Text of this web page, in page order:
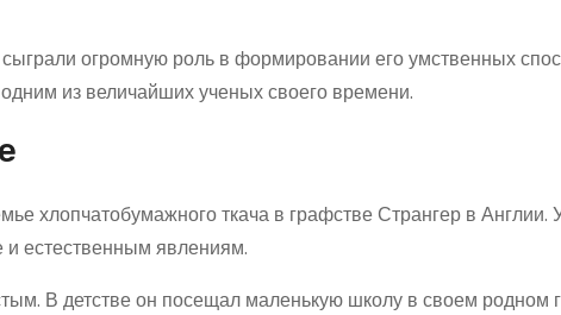
огромную роль в формировании его умственных
из величайших ученых своего времени.
хлопчатобумажного ткача в графстве Странгер в Англии.
и естественным явлениям.
В детстве он посещал маленькую школу в своем родном